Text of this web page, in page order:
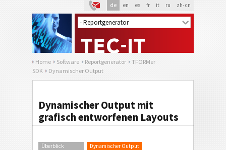
de en es fr it ru zh-cn
Home Software Reportgenerator
TFORMer
SDK
Dynamischer Output
Dynamischer Output mit
grafisch entworfenen Layouts
Überblick
Dynamischer Output